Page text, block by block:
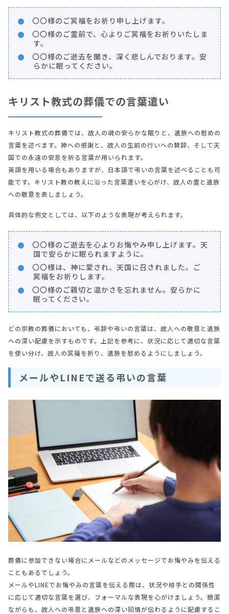
〇〇様のご冥福をお祈り申し上げます。
〇〇様のご霊前で、心よりご冥福をお祈りいたしま
す。
〇〇様のご逝去を聞き、深く悲しんでおります。安
らかに眠ってください。
キリスト教式の葬儀での言葉遣い
キリスト教式の葬儀では、故人の魂の安らかな眠りと、遺族への慰めの
言葉を述べます。神への感謝と、故人の生前の行いへの賛辞、そして天
国での永遠の安息を祈る言葉が用いられます。
英語を用いる場合もありますが、日本語で弔いの言葉を述べることも可
能です。キリスト教の教えに沿った言葉遣いを心がけ、故人の霊と遺族
への敬意を表しましょう。
具体的な例文としては、以下のような表現が考えられます。
〇〇様のご逝去を心よりお悔やみ申し上げます。天
国で安らかに眠られますように。
〇〇様は、神に愛され、天国に召されました。ご
冥福をお祈りします。
〇〇様のご親切と温かさを忘れません。安らかに
眠ってください。
どの宗教の葬儀においても、弔辞や弔いの言葉は、故人への敬意と遺族
への深い配慮を示すものです。上記を参考に、状況に応じて適切な言葉
を使い分け、故人の冥福を祈り、遺族を慰めるようにしましょう。
メールやLINEで送る弔いの言葉
葬儀に参加できない場合にメールなどのメッセージでお悔やみを伝える
こともあるでしょう。
メールやLINEでお悔やみの言葉を伝える際は、状況や相手との関係性
に応じて適切な言葉を選び、フォーマルな表現を心がけましょう。簡潔
ながらも、故人への弔意と遺族への深い同情が伝わるように配慮するこ